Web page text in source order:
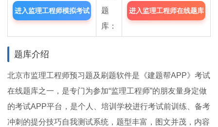
进入监理工程师模拟考试
题
库：
进入监理工程师在线题库
题库介绍
北京市监理工程师预习题及刷题软件是《建题帮APP》考试
在线题库之一，是专门为参加“监理工程师”的朋友量身定做
的考试APP平台，是个人、培训学校进行考试前训练、备考
冲刺的提分技巧自我测试系统，题型丰富，图文并茂，内容